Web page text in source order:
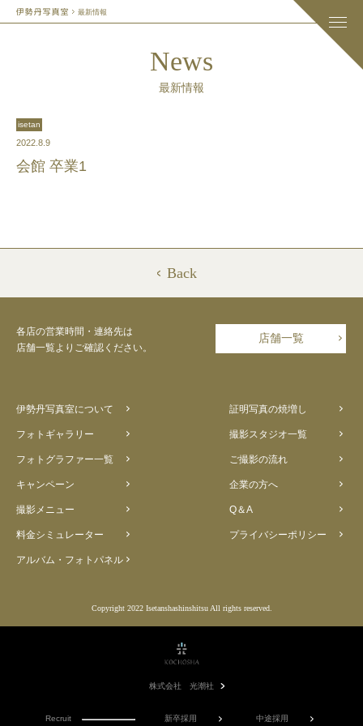
最新情報
News
最新情報
isetan
2022.8.9
会館 卒業1
Back
各店の営業時間・連絡先は
店舗一覧よりご確認ください。
店舗一覧
伊勢丹写真室について 証明写真の焼増し
フォトギャラリー 撮影スタジオ一覧
フォトグラファー一覧 ご撮影の流れ
キャンペーン 企業の方へ
撮影メニュー Q＆A
料金シミュレーター プライバシーポリシー
アルバム・フォトパネル
Copyright 2022 Isetanshashinshitsu All rights reserved.
株式会社 光潮社
Recruit 新卒採用 中途採用